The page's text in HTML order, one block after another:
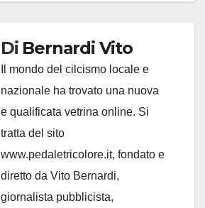
Di Bernardi Vito
Il mondo del cilcismo locale e
nazionale ha trovato una nuova
e qualificata vetrina online. Si
tratta del sito
www.pedaletricolore.it, fondato e
diretto da Vito Bernardi,
giornalista pubblicista,